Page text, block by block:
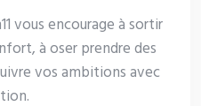
vous encourage à sortir
à oser prendre des
vos ambitions avec